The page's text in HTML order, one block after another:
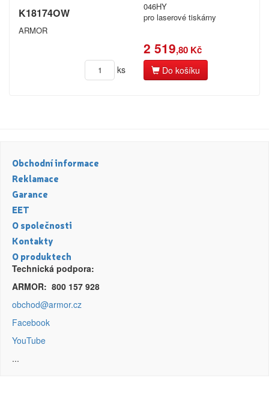
K18174OW
ARMOR
046HY
pro laserové tiskárny
2 519,80 Kč
ks Do košíku
Obchodní informace
Reklamace
Garance
EET
O společnosti
Kontakty
O produktech
Technická podpora:
ARMOR: 800 157 928
obchod@armor.cz
Facebook
YouTube
...